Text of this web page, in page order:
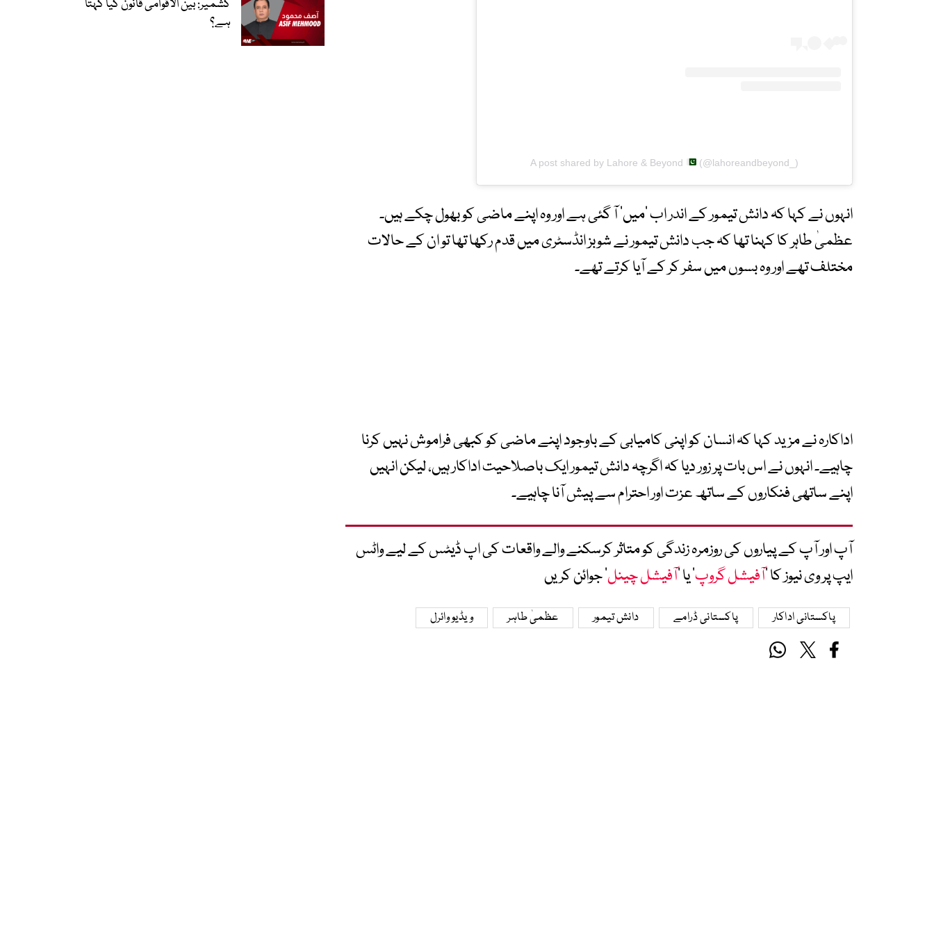
A post shared by Lahore & Beyond (@lahoreandbeyond_)
انہوں نے کہا کہ دانش تیمور کے اندر اب ’میں‘ آ گئی ہے اور وہ اپنے ماضی کو بھول چکے ہیں۔
عظمیٰ طاہر کا کہنا تھا کہ جب دانش تیمور نے شوبز انڈسٹری میں قدم رکھا تھا تو ان کے حالات
مختلف تھے اور وہ بسوں میں سفر کر کے آیا کرتے تھے۔
اداکارہ نے مزید کہا کہ انسان کو اپنی کامیابی کے باوجود اپنے ماضی کو کبھی فراموش نہیں کرنا
چاہیے۔ انہوں نے اس بات پر زور دیا کہ اگرچہ دانش تیمور ایک باصلاحیت اداکار ہیں، لیکن انہیں
اپنے ساتھی فنکاروں کے ساتھ عزت اور احترام سے پیش آنا چاہیے۔
آپ اور آپ کے پیاروں کی روزمرہ زندگی کو متاثر کرسکنے والے واقعات کی اپ ڈیٹس کے لیے واٹس
ایپ پر وی نیوز کا ’آفیشل گروپ‘ یا ’آفیشل چینل‘ جوائن کریں
پاکستانی اداکار پاکستانی ڈرامے دانش تیمور عظمیٰ طاہر ویڈیو وائرل
کشمیر: بین الاقوامی قانون کیا کہتا
ہے؟